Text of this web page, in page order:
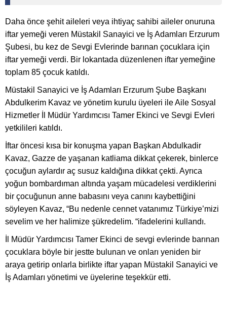
Daha önce şehit aileleri veya ihtiyaç sahibi aileler onuruna
iftar yemeği veren Müstakil Sanayici ve İş Adamları Erzurum
Şubesi, bu kez de Sevgi Evlerinde barınan çocuklara için
iftar yemeği verdi. Bir lokantada düzenlenen iftar yemeğine
toplam 85 çocuk katıldı.
Müstakil Sanayici ve İş Adamları Erzurum Şube Başkanı
Abdulkerim Kavaz ve yönetim kurulu üyeleri ile Aile Sosyal
Hizmetler İl Müdür Yardımcısı Tamer Ekinci ve Sevgi Evleri
yetkilileri katıldı.
İftar öncesi kısa bir konuşma yapan Başkan Abdulkadir
Kavaz, Gazze de yaşanan katliama dikkat çekerek, binlerce
çocuğun aylardır aç susuz kaldığına dikkat çekti. Ayrıca
yoğun bombardıman altında yaşam mücadelesi verdiklerini
bir çocuğunun anne babasını veya canını kaybettiğini
söyleyen Kavaz, “Bu nedenle cennet vatanımız Türkiye’mizi
sevelim ve her halimize şükredelim. “ifadelerini kullandı.
İl Müdür Yardımcısı Tamer Ekinci de sevgi evlerinde barınan
çocuklara böyle bir jestte bulunan ve onları yeniden bir
araya getirip onlarla birlikte iftar yapan Müstakil Sanayici ve
İş Adamları yönetimi ve üyelerine teşekkür etti.